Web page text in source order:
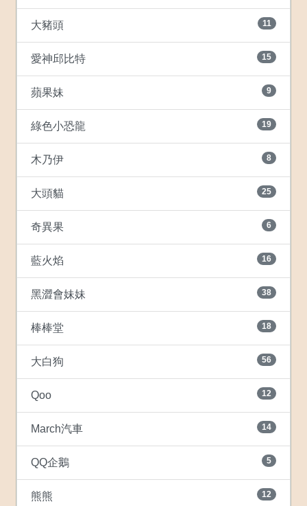
大豬頭 11
愛神邱比特 15
蘋果妹 9
綠色小恐龍 19
木乃伊 8
大頭貓 25
奇異果 6
藍火焰 16
黑澀會妹妹 38
棒棒堂 18
大白狗 56
Qoo 12
March汽車 14
QQ企鵝 5
熊熊 12